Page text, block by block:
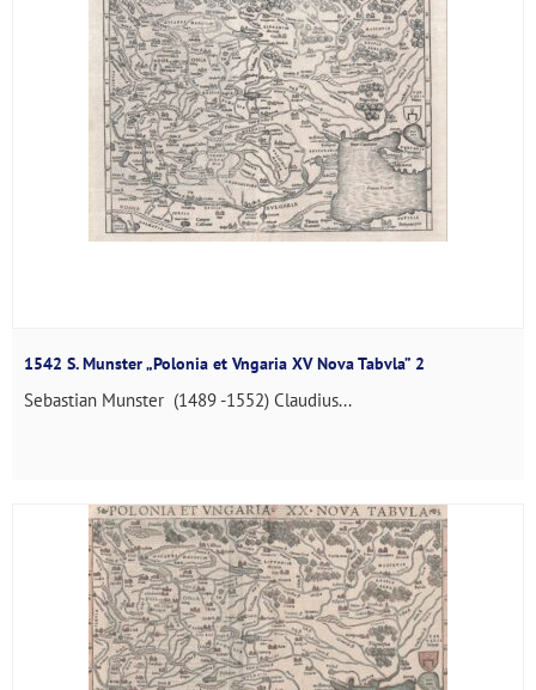
1542 S. Munster „Polonia et Vngaria XV Nova Tabvla” 2
Sebastian Munster (1489 -1552) Claudius...